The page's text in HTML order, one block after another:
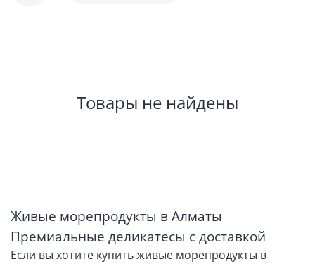
Товары не найдены
Живые морепродукты в Алматы
Премиальные деликатесы с доставкой
Если вы хотите купить живые морепродукты в